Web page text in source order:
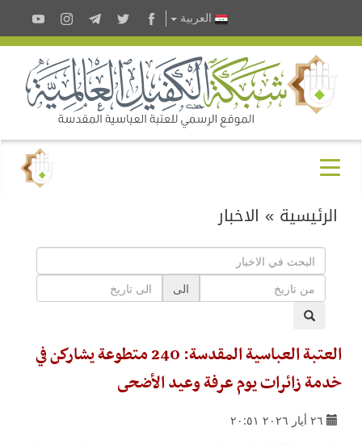
العربية
الرئيسية » الاخبار
الى
العتبة العباسية المقدسة: 240 متطوعة يشاركن في
خدمة زائرات يوم عرفة وعيد الأضحى
٢٦ أيار ٢٠٢٦ ٢٠:٥١